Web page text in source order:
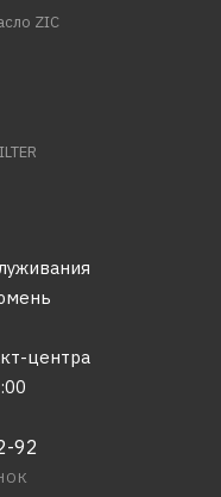
ZIC
центра
92